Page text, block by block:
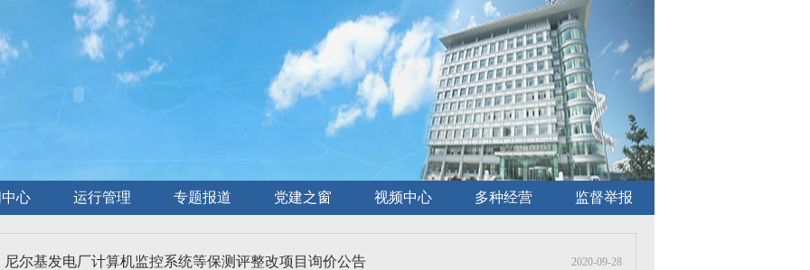
心 运行管理 专题报道 党建之窗 视频中心 多种经营 监督举报
2020-09-28
尼尔基发电厂计算机监控系统等保测评整改项目询价公告